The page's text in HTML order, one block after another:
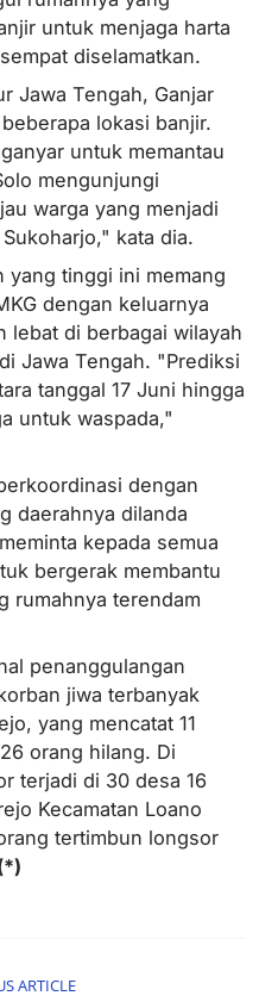
untuk menjaga harta
diselamatkan.
Jawa Tengah, Ganjar
lokasi banjir.
untuk memantau
mengunjungi
warga yang menjadi
kata dia.
yang tinggi ini memang
dengan keluarnya
lebat di berbagai wilayah
Jawa Tengah. "Prediksi
tanggal 17 Juni hingga
untuk waspada,"
dengan
daerahnya dilanda
kepada semua
bergerak membantu
rumahnya terendam
penanggulangan
jiwa terbanyak
yang mencatat 11
orang hilang. Di
terjadi di 30 desa 16
Kecamatan Loano
tertimbun longsor
ARTICLE